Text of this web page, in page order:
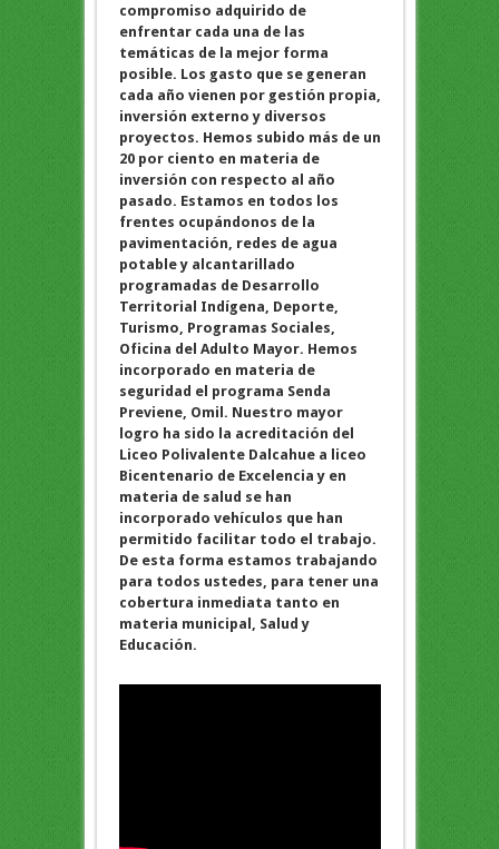
compromiso adquirido de
enfrentar cada una de las
temáticas de la mejor forma
posible. Los gasto que se generan
cada año vienen por gestión propia,
inversión externo y diversos
proyectos. Hemos subido más de un
20 por ciento en materia de
inversión con respecto al año
pasado. Estamos en todos los
frentes ocupándonos de la
pavimentación, redes de agua
potable y alcantarillado
programadas de Desarrollo
Territorial Indígena, Deporte,
Turismo, Programas Sociales,
Oficina del Adulto Mayor. Hemos
incorporado en materia de
seguridad el programa Senda
Previene, Omil. Nuestro mayor
logro ha sido la acreditación del
Liceo Polivalente Dalcahue a liceo
Bicentenario de Excelencia y en
materia de salud se han
incorporado vehículos que han
permitido facilitar todo el trabajo.
De esta forma estamos trabajando
para todos ustedes, para tener una
cobertura inmediata tanto en
materia municipal, Salud y
Educación.